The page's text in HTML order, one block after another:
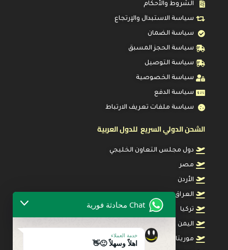
الشروط والأحكام
سياسة الاستبدال والإرتجاع
سياسة الضمان
سياسة الحجز المسبق
سياسة التوصيل
سياسة الخصوصية
سياسة الدفع
سياسة ملفات تعريف الارتباط
الشحن الدولي السريع للدول العربية
دول مجلس التعاون الخليجي
مصر
الأردن
العراق
تركيا
اليمن
موريتانيا
Chat محادثة فورية
خدمة العملاء
اهلاً وسهلاً 🙂👋